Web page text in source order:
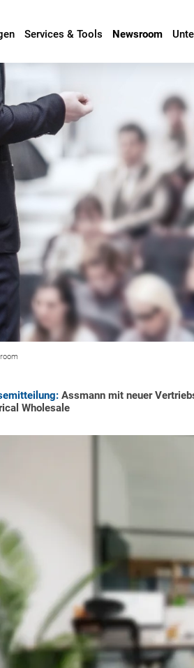
Services & Tools Newsroom
Assmann mit neuer
Wholesale